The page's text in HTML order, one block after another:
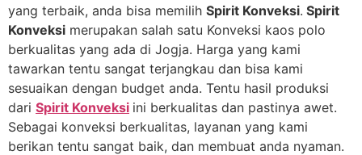
yang terbaik, anda bisa memilih Spirit Konveksi. Spirit
Konveksi merupakan salah satu Konveksi kaos polo
berkualitas yang ada di Jogja. Harga yang kami
tawarkan tentu sangat terjangkau dan bisa kami
sesuaikan dengan budget anda. Tentu hasil produksi
dari Spirit Konveksi ini berkualitas dan pastinya awet.
Sebagai konveksi berkualitas, layanan yang kami
berikan tentu sangat baik, dan membuat anda nyaman.